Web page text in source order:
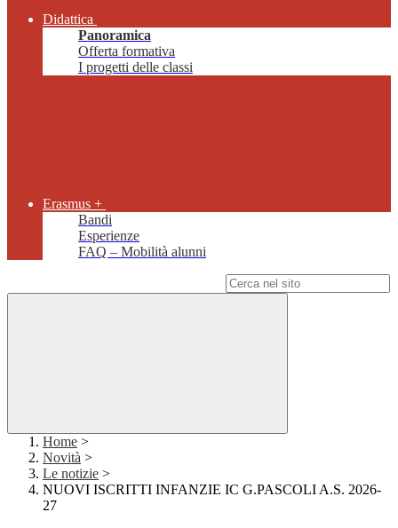
Didattica
Panoramica
Offerta formativa
I progetti delle classi
Erasmus +
Bandi
Esperienze
FAQ – Mobilità alunni
Home >
Novità >
Le notizie >
NUOVI ISCRITTI INFANZIE IC G.PASCOLI A.S. 2026-
27